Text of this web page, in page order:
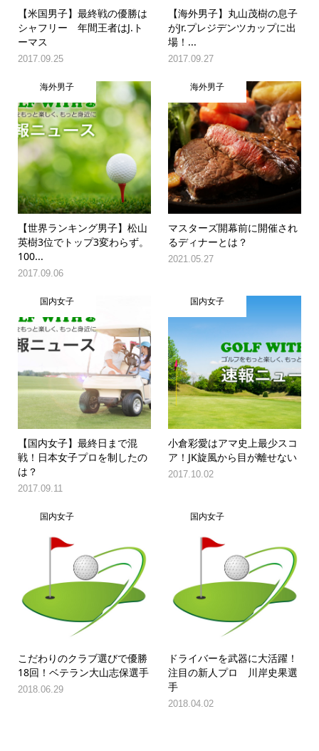
【米国男子】最終戦の優勝は
シャフリー 年間王者はJ.ト
ーマス
2017.09.25
【海外男子】丸山茂樹の息子
がJr.プレジデンツカップに出
場！...
2017.09.27
海外男子
【世界ランキング男子】松山
英樹3位でトップ3変わらず。
100...
2017.09.06
海外男子
マスターズ開幕前に開催され
るディナーとは？
2021.05.27
国内女子
【国内女子】最終日まで混
戦！日本女子プロを制したの
は？
2017.09.11
国内女子
小倉彩愛はアマ史上最少スコ
ア！JK旋風から目が離せない
2017.10.02
国内女子
こだわりのクラブ選びで優勝
18回！ベテラン大山志保選手
2018.06.29
国内女子
ドライバーを武器に大活躍！
注目の新人プロ 川岸史果選
手
2018.04.02